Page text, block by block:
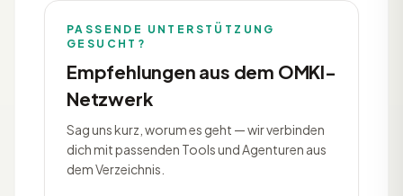
PASSENDE UNTERSTÜTZUNG
GESUCHT?
Empfehlungen aus dem OMKI-
Netzwerk
Sag uns kurz, worum es geht — wir verbinden
dich mit passenden Tools und Agenturen aus
dem Verzeichnis.